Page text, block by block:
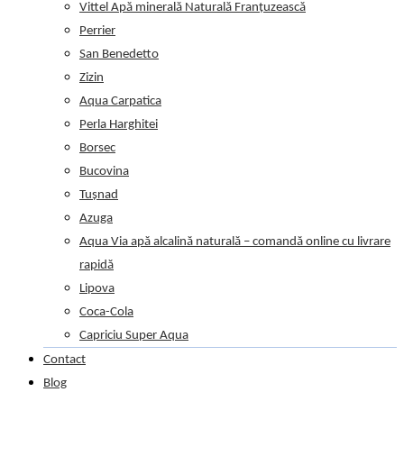
Vittel Apă minerală Naturală Franțuzească
Perrier
San Benedetto
Zizin
Aqua Carpatica
Perla Harghitei
Borsec
Bucovina
Tușnad
Azuga
Aqua Via apă alcalină naturală – comandă online cu livrare
rapidă
Lipova
Coca-Cola
Capriciu Super Aqua
Contact
Blog